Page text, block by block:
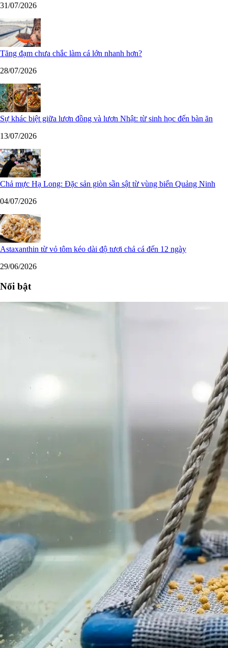
31/07/2026
Tăng đạm chưa chắc làm cá lớn nhanh hơn?
28/07/2026
Sự khác biệt giữa lươn đồng và lươn Nhật: từ sinh học đến bàn ăn
13/07/2026
Chả mực Hạ Long: Đặc sản giòn sần sật từ vùng biển Quảng Ninh
04/07/2026
Astaxanthin từ vỏ tôm kéo dài độ tươi chả cá đến 12 ngày
29/06/2026
Nổi bật